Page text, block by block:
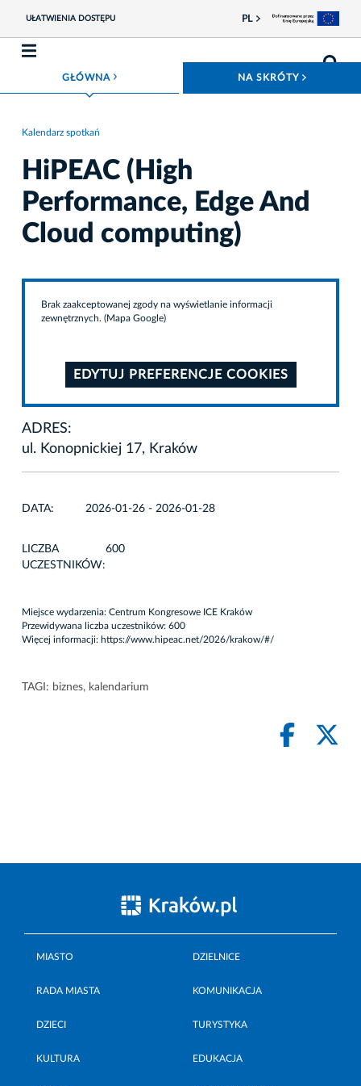
UŁATWIENIA DOSTĘPU PL
GŁÓWNAROZWIŃ MENU NA SKRÓTY
Kalendarz spotkań
HiPEAC (High
Performance, Edge And
Cloud computing)
Brak zaakceptowanej zgody na wyświetlanie informacji
zewnętrznych. (Mapa Google)
EDYTUJ PREFERENCJE COOKIES
ADRES:
ul. Konopnickiej 17, Kraków
DATA: 2026-01-26 - 2026-01-28
LICZBA
UCZESTNIKÓW:
600
Miejsce wydarzenia: Centrum Kongresowe ICE Kraków
Przewidywana liczba uczestników: 600
Więcej informacji: https://www.hipeac.net/2026/krakow/#/
TAGI: biznes, kalendarium
MIASTO DZIELNICE
RADA MIASTA KOMUNIKACJA
DZIECI TURYSTYKA
KULTURA EDUKACJA